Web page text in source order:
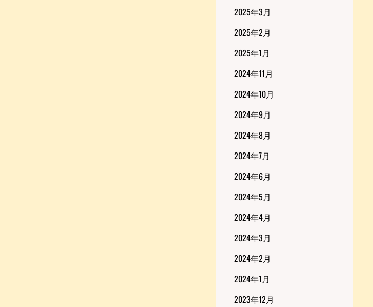
2025年3月
2025年2月
2025年1月
2024年11月
2024年10月
2024年9月
2024年8月
2024年7月
2024年6月
2024年5月
2024年4月
2024年3月
2024年2月
2024年1月
2023年12月